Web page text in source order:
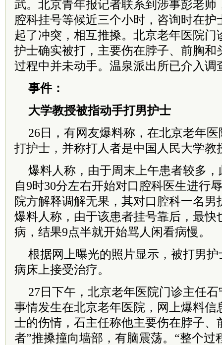
武。北京青年报记者联系到涉事彭老师
腔科挂号等候近三个小时，咨询时在护
起了冲突，相互推搡。北京老年医院门
护士确实被打，主要伤在脖子、前胸和
过程中并未动手。温泉派出所已介入调
事件：
大学教授被指动手打男护士
26日，有网友爆料称，在北京老年
打护士，并称打人者是中国人民大学教
爆料人称，由于周末上午患者较多
自9时30分左右开始对口腔科医生进行
院方解释调解无果，其对口腔科一名男
爆料人称，由于该患者挂号靠后，最快
病，结果9点半就开始骂人闲看病慢。
根据网上曝光的照片显示，被打男
病床上接受治疗。
27日下午，北京老年医院门诊主任
事情发生在北京老年医院，网上爆料信
士的伤情，石主任称他主要伤在脖子、
者”推搡撞向墙部，有脑震荡。“整个过